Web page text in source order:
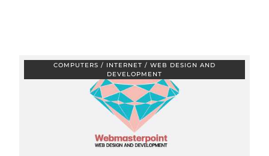
COMPUTERS / INTERNET / WEB DESIGN AND
DEVELOPMENT